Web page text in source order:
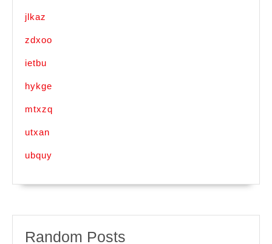
jlkaz
zdxoo
ietbu
hykge
mtxzq
utxan
ubquy
Random Posts